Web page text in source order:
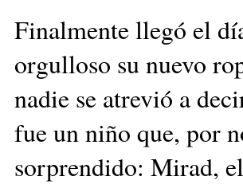
Finalmente llegó el
orgulloso su nuevo
nadie se atrevió a
fue un niño que, por
sorprendido: Mirad,